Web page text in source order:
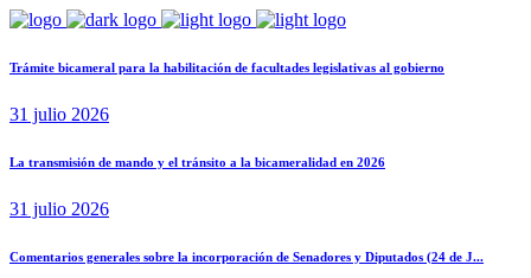
Trámite bicameral para la habilitación de facultades legislativas al gobierno
31 julio 2026
La transmisión de mando y el tránsito a la bicameralidad en 2026
31 julio 2026
Comentarios generales sobre la incorporación de Senadores y Diputados (24 de J...